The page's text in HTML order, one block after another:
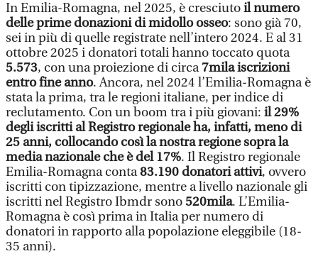
In Emilia-Romagna, nel 2025, è cresciutoil numero
delle prime donazioni di midollo osseo: sono già 70,
sei in più di quelle registrate nell’intero 2024. E al 31
ottobre 2025 i donatori totali hanno toccato quota
5.573, con una proiezione di circa7mila iscrizioni
entro fine anno. Ancora, nel 2024 l’Emilia-Romagna è
stata la prima, tra le regioni italiane, per indice di
reclutamento. Con un boom tra i più giovani: il 29%
degli iscritti al Registro regionale ha, infatti, meno di
25 anni, collocando così la nostra regione sopra la
media nazionale che è del 17%. Il Registro regionale
Emilia-Romagna conta83.190 donatori attivi, ovvero
iscritti con tipizzazione, mentre a livello nazionale gli
iscritti nel Registro Ibmdr sono520mila. L’Emilia-
Romagna è così prima in Italia per numero di
donatori in rapporto alla popolazione eleggibile (18-
35 anni).